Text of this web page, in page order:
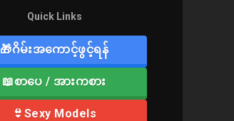
Quick Links
🎁ဂိမ်းအကောင့်ဖွင့်ရန်
📖စာပေ / အားကစား
👙Sexy Models